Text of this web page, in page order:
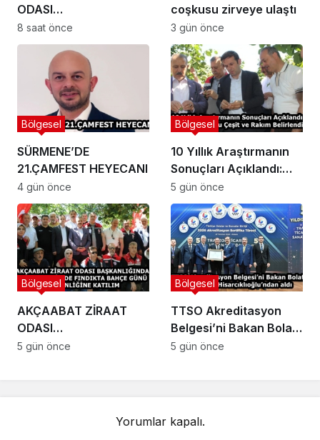
ODASI
BAŞKANLIĞINDAN
FINDIK ÜRETİCİLERİNE
AĞUSTOS AYI İÇİN
UYARI!
8 saat önce
coşkusu zirveye ulaştı
3 gün önce
SÜRMENE’DE
21.ÇAMFEST HEYECANI
Bölgesel
4 gün önce
10 Yıllık Araştırmanın
Sonuçları Açıklandı:
Fındıkta Doğru Çeşit ve
Rakım Belirlendi
Bölgesel
5 gün önce
AKÇAABAT ZİRAAT
ODASI
BAŞKANLIĞINDAN
Bölgesel
5 gün önce
TTSO Akreditasyon
Belgesi’ni Bakan Bolat
ve Başkan
Bölgesel
5 gün önce
Yorumlar kapalı.